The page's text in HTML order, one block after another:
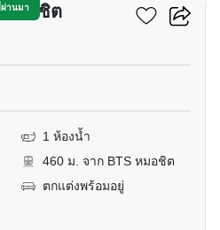
ผ่านมา
หมอชิต
1 ห้องน้ำ
460 ม. จาก BTS หมอชิต
ตกแต่งพร้อมอยู่